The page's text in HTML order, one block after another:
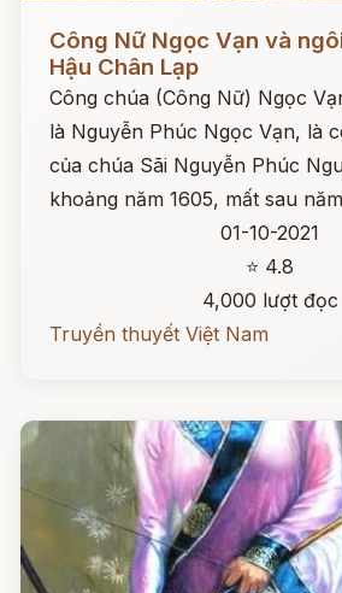
Công Nữ Ngọc Vạn và
Hậu Chân Lạp
Công chúa (Công Nữ) Ngọc
là Nguyễn Phúc Ngọc Vạn, là
của chúa Sãi Nguyễn Phúc
khoảng năm 1605, mất sau
01-10-2021
⭐ 4.8
4,000 lượt đọc
Truyền thuyết Việt Nam